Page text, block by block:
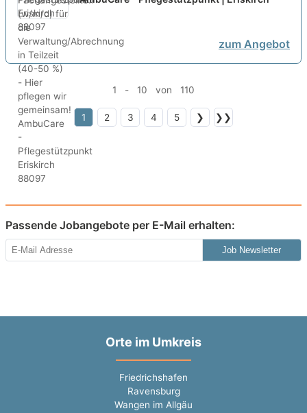
gemeinsam!
zum Angebot
1 - 10 von 110
1 2 3 4 5 ❯ ❯❯
Passende Jobangebote per E-Mail erhalten:
Job Newsletter
Orte im Umkreis
Friedrichshafen
Ravensburg
Wangen im Allgäu